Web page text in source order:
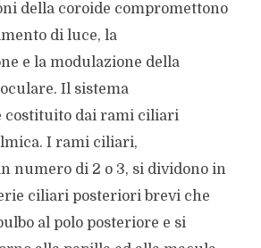
della coroide compromettono
di luce, la
e la modulazione della
Il sistema
costituito dai rami ciliari
I rami ciliari,
numero di 2 o 3, si dividono in
ciliari posteriori brevi che
al polo posteriore e si